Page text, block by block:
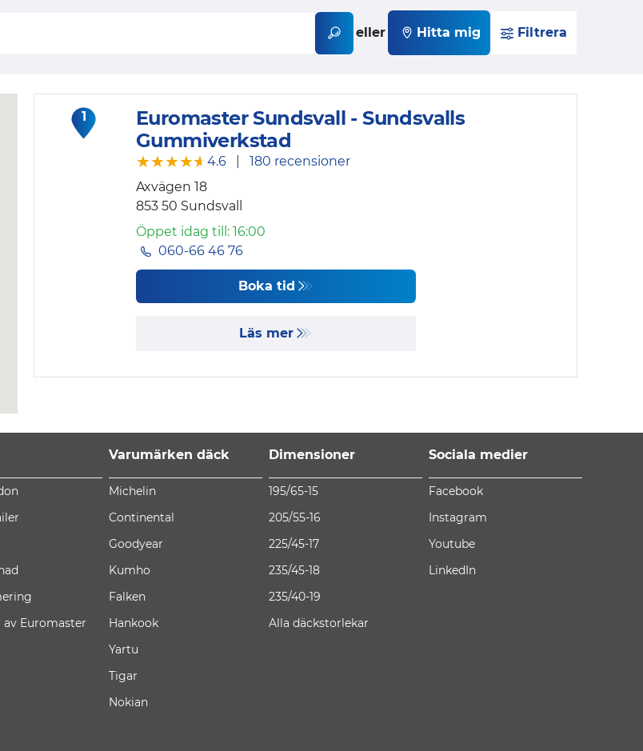
eller Hitta mig Filtrera
1
Euromaster Sundsvall - Sundsvalls
Gummiverkstad
★★★★★
★★★★★4.6 |180 recensioner
Axvägen 18
853 50 Sundsvall
Öppet idag till: 16:00
060-66 46 76
Boka tid
Läs mer
av Euromaster
Varumärken däck
Michelin
Continental
Goodyear
Kumho
Falken
Hankook
Yartu
Tigar
Nokian
Dimensioner
195/65-15
205/55-16
225/45-17
235/45-18
235/40-19
Alla däckstorlekar
Sociala medier
Facebook
Instagram
Youtube
LinkedIn